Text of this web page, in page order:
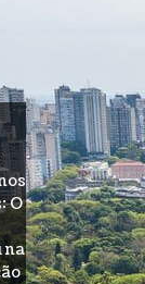
O
na